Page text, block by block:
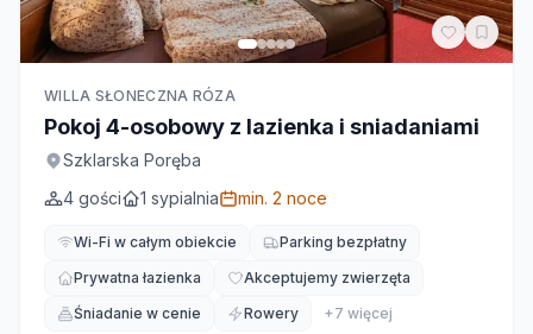
WILLA SŁONECZNA RÓZA
Pokoj 4-osobowy z lazienka i sniadaniami
Szklarska Poręba
4 gości 1 sypialnia min. 2 noce
Wi-Fi w całym obiekcie
Parking bezpłatny
Prywatna łazienka
Akceptujemy zwierzęta
Śniadanie w cenie
Rowery +7 więcej